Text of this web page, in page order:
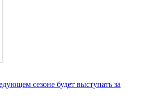
сезоне будет выступать за